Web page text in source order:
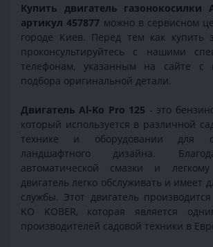
Купить двигатель газонокосилки
артикул 457877 можно в сервисном
городе Киев. Перед тем как купить
проконсультируйтесь с нашими
телефонам, указанным на сайте с
подбора оригинальной детали.
Двигатель Al-Ko Pro 125 - это
который используется в различной
технике и оборудовании для
ландшафтного дизайна.
автоматической смазки и легкому
двигатель легко обслуживать и имеет
службы. Этот двигатель
KO KOBER, которая является
производителей садовой техники в